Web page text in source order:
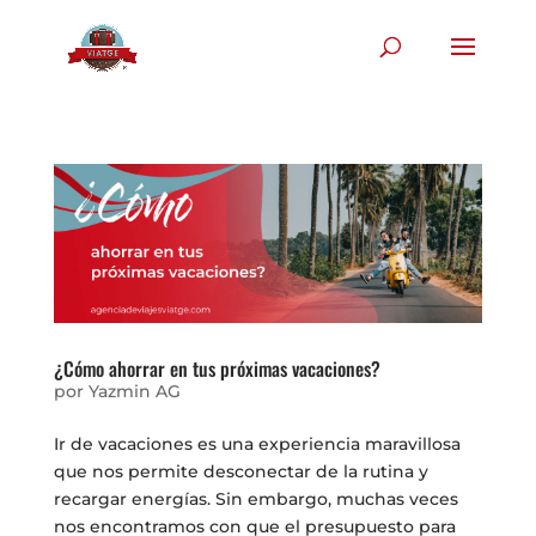
¿Cómo ahorrar en tus próximas vacaciones?
por Yazmin AG
Ir de vacaciones es una experiencia maravillosa
que nos permite desconectar de la rutina y
recargar energías. Sin embargo, muchas veces
nos encontramos con que el presupuesto para